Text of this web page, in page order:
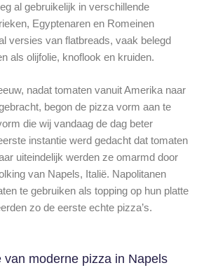
al gebruikelijk in verschillende
Egyptenaren en Romeinen
versies van flatbreads, vaak belegd
als olijfolie, knoflook en kruiden.
nadat tomaten vanuit Amerika naar
begon de pizza vorm aan te
die wij vandaag de dag beter
instantie werd gedacht dat tomaten
uiteindelijk werden ze omarmd door
van Napels, Italië. Napolitanen
te gebruiken als topping op hun platte
zo de eerste echte pizza’s.
van moderne pizza in Napels